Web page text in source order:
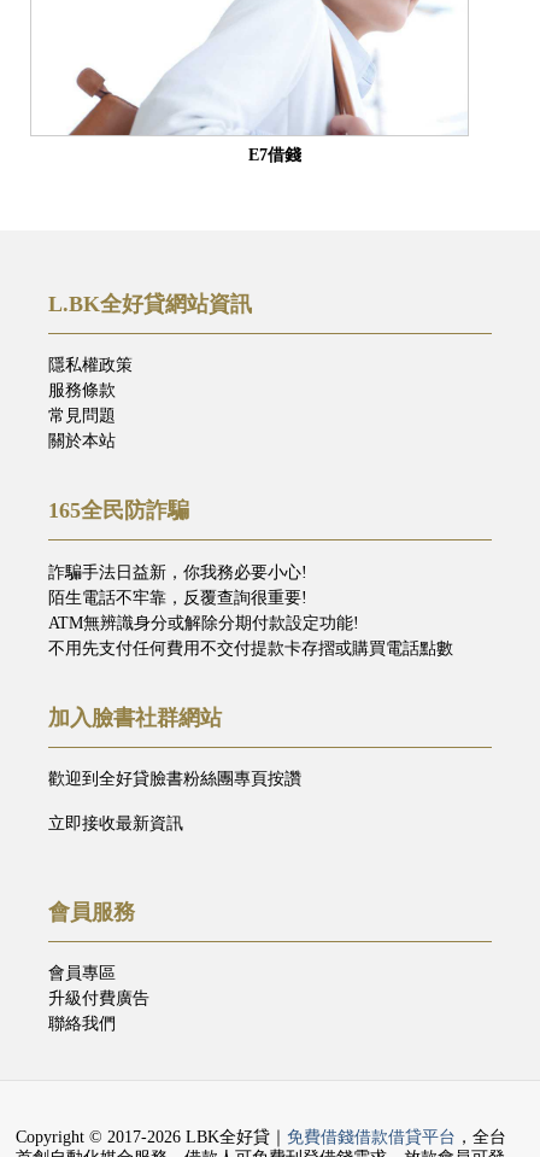
E7借錢
L.BK全好貸網站資訊
隱私權政策
服務條款
常見問題
關於本站
165全民防詐騙
詐騙手法日益新，你我務必要小心!
陌生電話不牢靠，反覆查詢很重要!
ATM無辨識身分或解除分期付款設定功能!
不用先支付任何費用不交付提款卡存摺或購買電話點數
加入臉書社群網站
歡迎到全好貸臉書粉絲團專頁按讚
立即接收最新資訊
會員服務
會員專區
升級付費廣告
聯絡我們
Copyright © 2017-2026 LBK全好貸｜ 免費借錢借款借貸平台 ，全台